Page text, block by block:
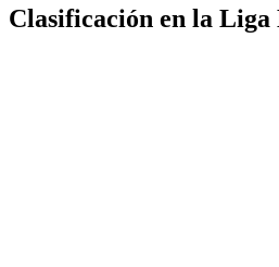
Clasificación en la Liga